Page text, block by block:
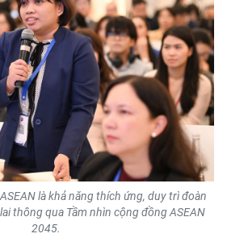
là khả năng thích ứng, duy trì đoàn
thông qua Tầm nhìn cộng đồng ASEAN
2045.